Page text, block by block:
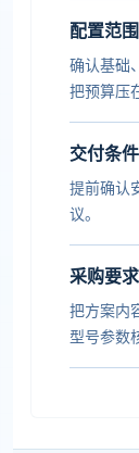
配置范围
确认基础
把预算压
交付条件
提前确认
议。
采购要求
把方案内
型号参数